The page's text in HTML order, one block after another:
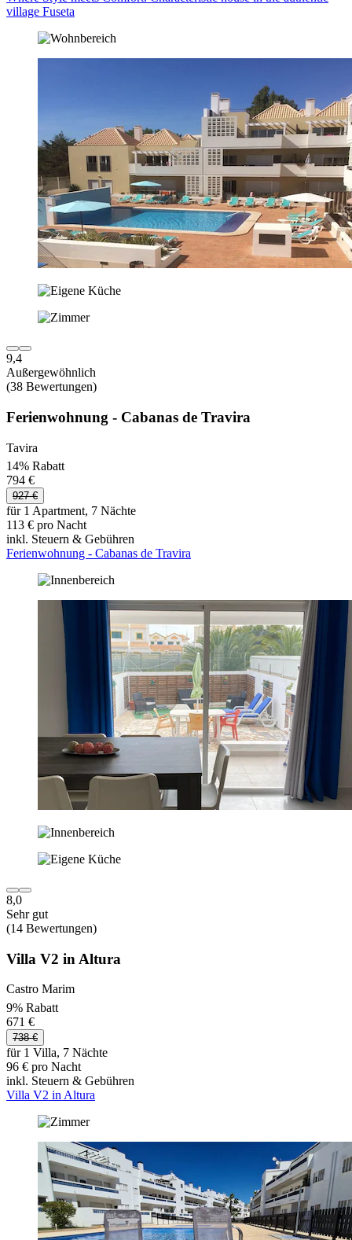
village Fuseta
9,4
Außergewöhnlich
(38 Bewertungen)
Ferienwohnung - Cabanas de Travira
Tavira
14% Rabatt
794 €
927 €
für 1 Apartment, 7 Nächte
113 € pro Nacht
inkl. Steuern & Gebühren
Ferienwohnung - Cabanas de Travira
8,0
Sehr gut
(14 Bewertungen)
Villa V2 in Altura
Castro Marim
9% Rabatt
671 €
738 €
für 1 Villa, 7 Nächte
96 € pro Nacht
inkl. Steuern & Gebühren
Villa V2 in Altura